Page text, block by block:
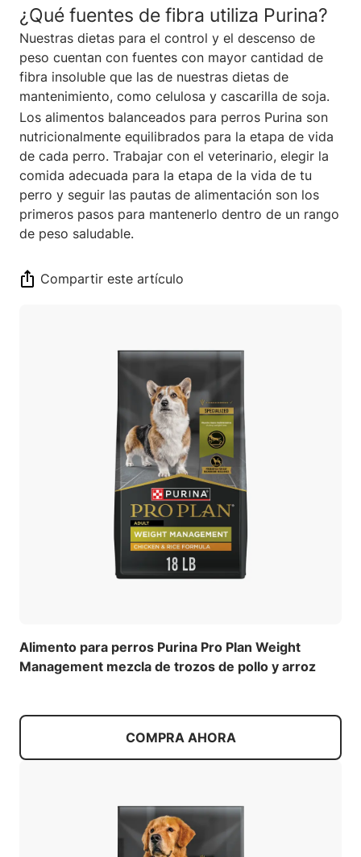
¿Qué fuentes de fibra utiliza Purina?
Nuestras dietas para el control y el descenso de
peso cuentan con fuentes con mayor cantidad de
fibra insoluble que las de nuestras dietas de
mantenimiento, como celulosa y cascarilla de soja.
Los alimentos balanceados para perros Purina son
nutricionalmente equilibrados para la etapa de vida
de cada perro. Trabajar con el veterinario, elegir la
comida adecuada para la etapa de la vida de tu
perro y seguir las pautas de alimentación son los
primeros pasos para mantenerlo dentro de un rango
de peso saludable.
Compartir este artículo
Alimento para perros Purina Pro Plan Weight
Management mezcla de trozos de pollo y arroz
COMPRA AHORA